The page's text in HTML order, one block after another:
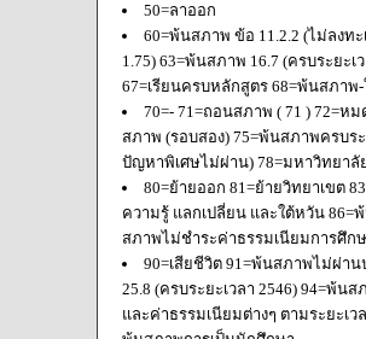
50=ลาออก
60=พ้นสภาพ ข้อ 11.2.2 (ไม่ลงท
1.75) 63=พ้นสภาพ 16.7 (ครบระยะ
67=เรียนครบหลักสูตร 68=พ้นสภา
70=- 71=ถอนสภาพ ( 71 ) 72=
สภาพ (รอบสอง) 75=พ้นสภาพครบ
ปัญหาพิเศษไม่ผ่าน) 78=มหาวิทยา
80=ย้ายออก 81=ย้ายวิทยาเขต
ความรู้ แลกเปลี่ยน และใต้หวัน
สภาพไม่ชำระค่าธรรมเนียมการศึก
90=เสียชีวิต 91=พ้นสภาพไม่ผ่า
25.8 (ครบระยะเวลา 2546) 94=พ้
และค่าธรรมเนียมต่างๆ ตามระยะเ